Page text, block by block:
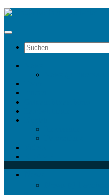
Unter
Inhalt
Suchen
nach: